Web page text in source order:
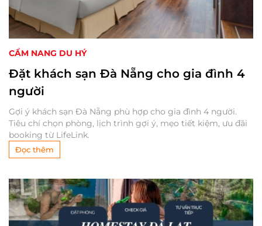
CẨM NANG DU HÝ
Đặt khách sạn Đà Nẵng cho gia đình 4
người
Gợi ý khách sạn Đà Nẵng phù hợp cho gia đình 4 người.
Tiêu chí chọn phòng, lịch trình gợi ý, mẹo tiết kiệm, ưu đãi
booking từ LifeLink.
Đọc thêm